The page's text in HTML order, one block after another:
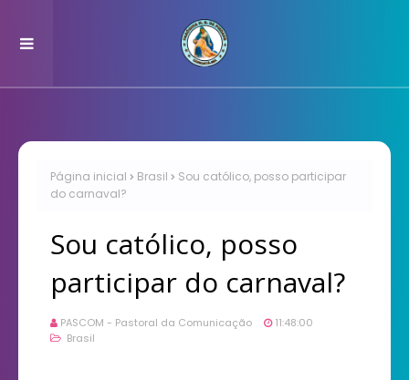
Página inicial Brasil
Sou católico, posso participar
do carnaval?
Sou católico, posso
participar do carnaval?
PASCOM - Pastoral da Comunicação
11:48:00
Brasil